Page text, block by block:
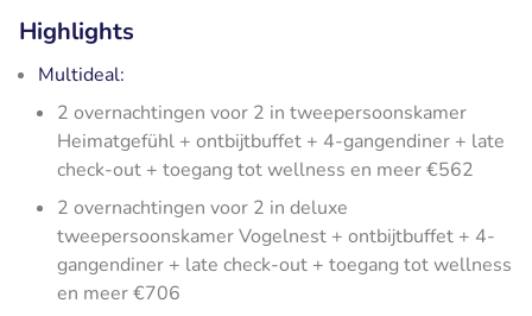
Highlights
Multideal:
2 overnachtingen voor 2 in tweepersoonskamer
Heimatgefühl + ontbijtbuffet + 4-gangendiner + late
check-out + toegang tot wellness en meer €562
2 overnachtingen voor 2 in deluxe
tweepersoonskamer Vogelnest + ontbijtbuffet + 4-
gangendiner + late check-out + toegang tot wellness
en meer €706